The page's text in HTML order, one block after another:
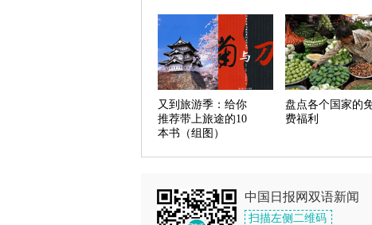
又到旅游季：给你
推荐带上旅途的10
本书（组图）
盘点各个国家的
费福利
中国日报网双语新闻
扫描左侧二维码